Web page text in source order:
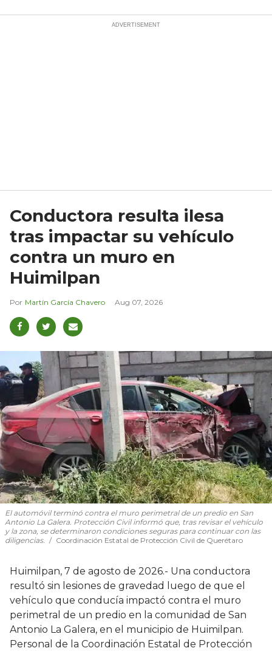
Conductora resulta ilesa
tras impactar su vehículo
contra un muro en
Huimilpan
Martín García Chavero Aug 07, 2026
El automóvil terminó contra el muro perimetral de un predio en San
Antonio La Galera. Protección Civil informó que, tras revisar el vehículo
y la zona, se determinaron condiciones seguras para continuar con las
diligencias.
Coordinación Estatal de Protección Civil de Querétaro
Huimilpan, 7 de agosto de 2026.- Una conductora
resultó sin lesiones de gravedad luego de que el
vehículo que conducía impactó contra el muro
perimetral de un predio en la comunidad de San
Antonio La Galera, en el municipio de Huimilpan.
Personal de la Coordinación Estatal de Protección